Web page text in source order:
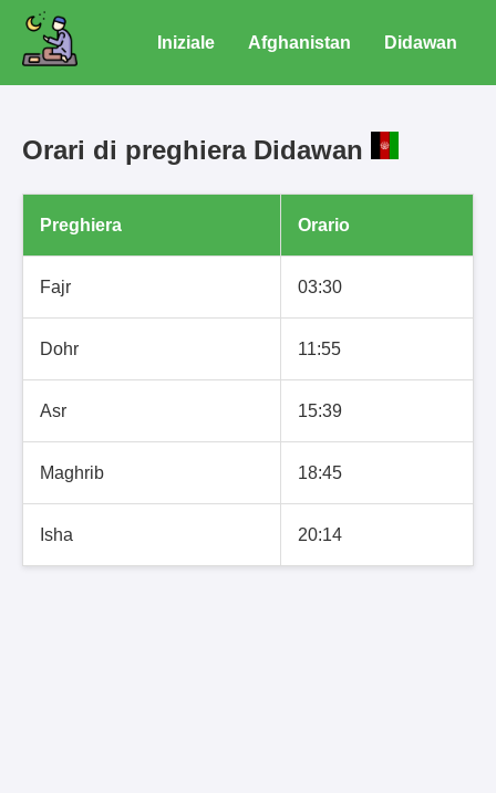
Iniziale Afghanistan Didawan
Orari di preghiera Didawan
Preghiera Orario
Fajr 03:30
Dohr 11:55
Asr 15:39
Maghrib 18:45
Isha 20:14